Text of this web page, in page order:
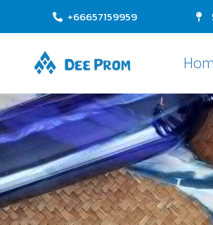
+66657159959